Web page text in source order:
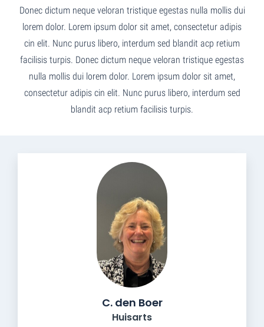
Donec dictum neque veloran tristique egestas nulla mollis dui
lorem dolor. Lorem ipsum dolor sit amet, consectetur adipis
cin elit. Nunc purus libero, interdum sed blandit acp retium
facilisis turpis. Donec dictum neque veloran tristique egestas
nulla mollis dui lorem dolor. Lorem ipsum dolor sit amet,
consectetur adipis cin elit. Nunc purus libero, interdum sed
blandit acp retium facilisis turpis.
C. den Boer
Huisarts